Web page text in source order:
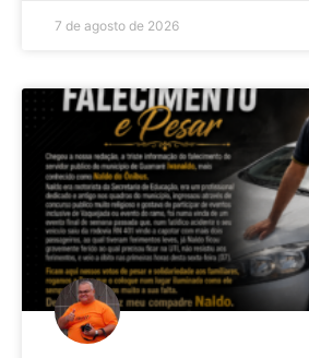
7 de agosto de 2026